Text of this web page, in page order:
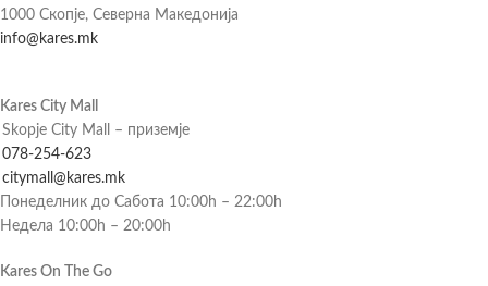
1000 Скопје, Северна Македонија
info@kares.mk
Kares City Mall
Skopje City Mall – приземје
078-254-623
citymall@kares.mk
Понеделник до Сабота 10:00h – 22:00h
Недела 10:00h – 20:00h
Kares On The Go